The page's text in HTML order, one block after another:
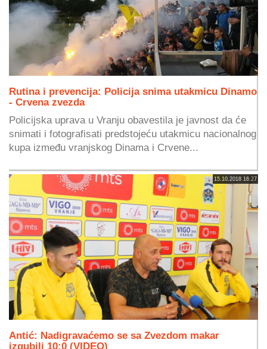
Rutina i prevencija: Policija snima utakmicu Dinamo
- Crvena zvezda
Policijska uprava u Vranju obavestila je javnost da će
snimati i fotografisati predstojeću utakmicu nacionalnog
kupa između vranjskog Dinama i Crvene...
15.10.2018 16:27
Antić: Nadigravaćemo se sa Zvezdom makar
izgubili 10:0 (VIDEO)